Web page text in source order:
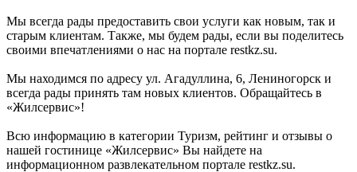
Мы всегда рады предоставить свои услуги как новым, так и
старым клиентам. Также, мы будем рады, если вы поделитесь
своими впечатлениями о нас на портале restkz.su.
Мы находимся по адресу ул. Агадуллина, 6, Лениногорск и
всегда рады принять там новых клиентов. Обращайтесь в
«Жилсервис»!
Всю информацию в категории Туризм, рейтинг и отзывы о
нашей гостинице «Жилсервис» Вы найдете на
информационном развлекательном портале restkz.su.